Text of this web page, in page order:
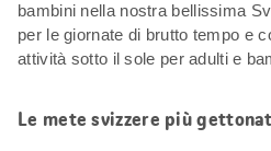
bambini nella nostra bellissima
per le giornate di brutto tempo e
attività sotto il sole per adulti e
Le mete svizzere più